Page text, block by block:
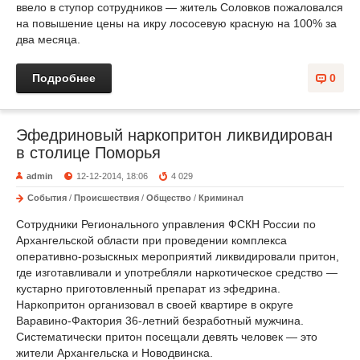
ввело в ступор сотрудников — житель Соловков пожаловался
на повышение цены на икру лососевую красную на 100% за
два месяца.
0
Подробнее
Эфедриновый наркопритон ликвидирован
в столице Поморья
admin 12-12-2014, 18:06 4 029
События / Происшествия / Общество / Криминал
Сотрудники Регионального управления ФСКН России по
Архангельской области при проведении комплекса
оперативно-розыскных мероприятий ликвидировали притон,
где изготавливали и употребляли наркотическое средство —
кустарно приготовленный препарат из эфедрина.
Наркопритон организовал в своей квартире в округе
Варавино-Фактория 36-летний безработный мужчина.
Систематически притон посещали девять человек — это
жители Архангельска и Новодвинска.